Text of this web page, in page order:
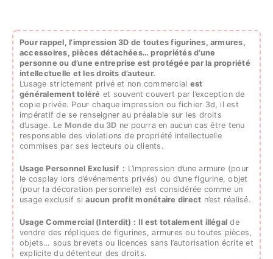
Pour rappel, l’impression 3D de toutes figurines, armures,
accessoires, pièces détachées…propriétés d’une
personne ou d’une entreprise est protégée par la propriété
intellectuelle et les droits d’auteur.
L’usage strictement privé et non commercial est
généralement toléré et souvent couvert par l’exception de
copie privée. Pour chaque impression ou fichier 3d, il est
impératif de se renseigner au préalable sur les droits
d’usage. Le Monde du 3D ne pourra en aucun cas être tenu
responsable des violations de propriété intellectuelle
commises par ses lecteurs ou clients.
Usage Personnel Exclusif : L’impression d’une armure (pour
le cosplay lors d’événements privés) ou d’une figurine, objet
(pour la décoration personnelle) est considérée comme un
usage exclusif siaucun profit monétaire direct n’est réalisé.
Usage Commercial (Interdit) : Il est totalement illégal de
vendre des répliques de figurines, armures ou toutes pièces,
objets… sous brevets ou licences sans l’autorisation écrite et
explicite du détenteur des droits.